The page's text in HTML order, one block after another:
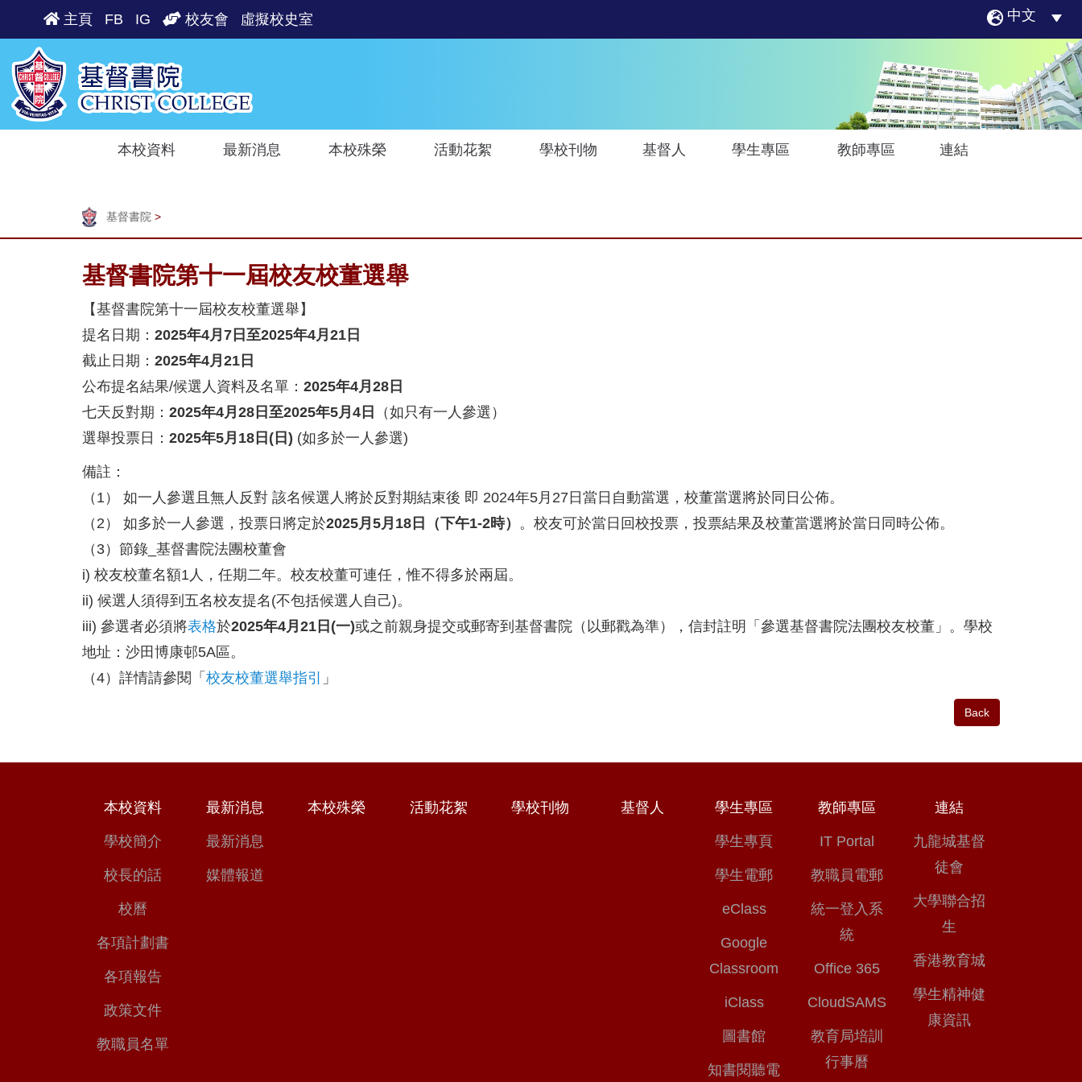
主頁 FB IG 校友會 虛擬校史室 中文
本校資料 最新消息 本校殊榮 活動花絮 學校刊物 基督人 學生專區 教師專區 連結
基督書院 >
基督書院第十一屆校友校董選舉
【基督書院第十一屆校友校董選舉】
提名日期： 2025年4月7日至2025年4月21日
截止日期： 2025年4月21日
公布提名結果/候選人資料及名單： 2025年4月28日
七天反對期： 2025年4月28日至2025年5月4日
（如只有一人參選）
選舉投票日： 2025年5月18日(日) (如多於一人參選)
備註：
（1） 如一人參選且無人反對 該名候選人將於反對期結束後 即 2024年5月27日當日自動當選，校董當選將於同日公佈。
（2） 如多於一人參選，投票日將定於2025月5月18日（下午1-2時） 。校友可於當日回校投票，投票結果及校董當選將於當日同時公佈。
（3）節錄_基督書院法團校董會
i) 校友校董名額1人，任期二年。校友校董可連任，惟不得多於兩屆。
ii) 候選人須得到五名校友提名(不包括候選人自己)。
iii) 參選者必須將表格於2025年4月21日(一)或之前親身提交或郵寄到基督書院（以郵戳為準），信封註明「參選基督書院法團校友校董」。學校
地址：沙田博康邨5A區。
（4）詳情請參閱「 校友校董選舉指引 」
Back
本校資料
學校簡介
校長的話
校曆
各項計劃書
各項報告
政策文件
教職員名單
最新消息
最新消息
媒體報道
本校殊榮 活動花絮 學校刊物 基督人 學生專區
學生專頁
學生電郵
eClass
Google
Classroom
iClass
圖書館
知書閱聽電
教師專區
IT Portal
教職員電郵
統一登入系
統
Office 365
CloudSAMS
教育局培訓
行事曆
連結
九龍城基督
徒會
大學聯合招
生
香港教育城
學生精神健
康資訊